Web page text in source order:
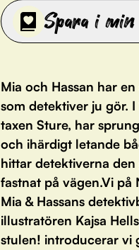
Spara i min
Mia och Hassan har
som detektiver ju gör.
taxen Sture, har
och ihärdigt letande
hittar detektiverna
fastnat på vägen.Vi
Mia & Hassans
illustratören Kajsa
stulen! introducerar vi